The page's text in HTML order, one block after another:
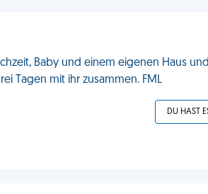
Baby und einem eigenen Haus
Tagen mit ihr zusammen. FML
DU HAST